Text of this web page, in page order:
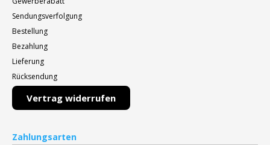
Sendungsverfolgung
Bestellung
Bezahlung
Lieferung
Rücksendung
Vertrag widerrufen
Zahlungsarten